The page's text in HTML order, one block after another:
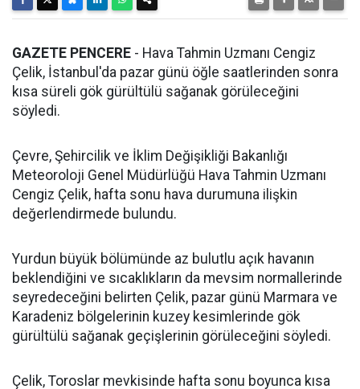
GAZETE PENCERE - Hava Tahmin Uzmanı Cengiz
Çelik, İstanbul'da pazar günü öğle saatlerinden sonra
kısa süreli gök gürültülü sağanak görüleceğini
söyledi.
Çevre, Şehircilik ve İklim Değişikliği Bakanlığı
Meteoroloji Genel Müdürlüğü Hava Tahmin Uzmanı
Cengiz Çelik, hafta sonu hava durumuna ilişkin
değerlendirmede bulundu.
Yurdun büyük bölümünde az bulutlu açık havanın
beklendiğini ve sıcaklıkların da mevsim normallerinde
seyredeceğini belirten Çelik, pazar günü Marmara ve
Karadeniz bölgelerinin kuzey kesimlerinde gök
gürültülü sağanak geçişlerinin görüleceğini söyledi.
Çelik, Toroslar mevkisinde hafta sonu boyunca kısa